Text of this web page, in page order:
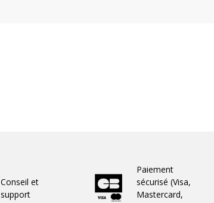
Conseil et
support
Paiement
sécurisé (Visa,
Mastercard,